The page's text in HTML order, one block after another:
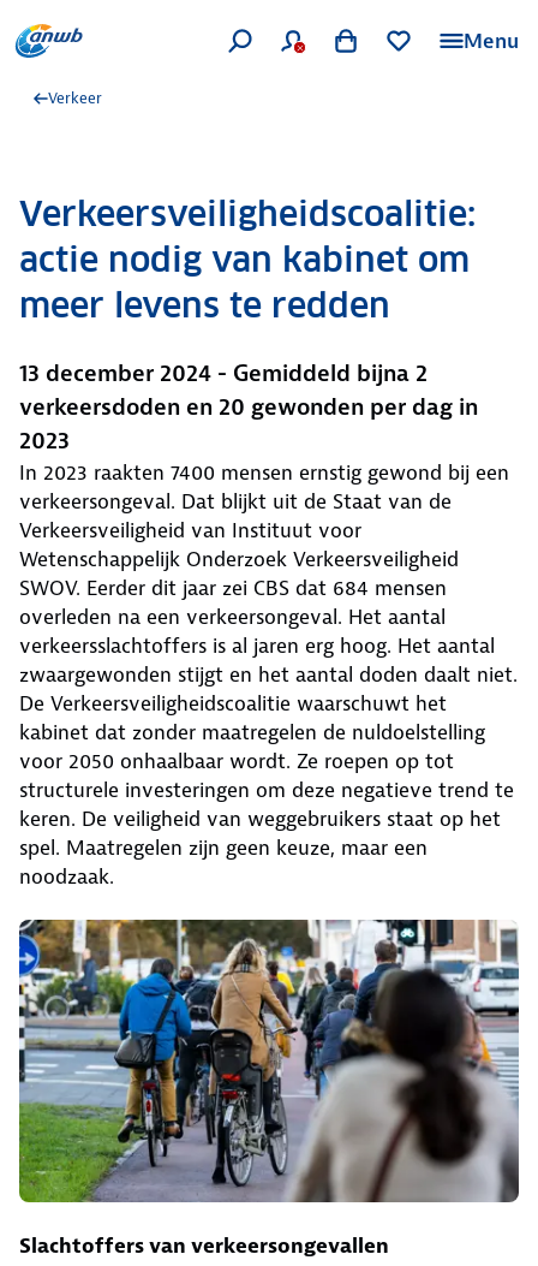
Menu
Verkeer
Verkeersveiligheidscoalitie:
actie nodig van kabinet om
meer levens te redden
13 december 2024 - Gemiddeld bijna 2
verkeersdoden en 20 gewonden per dag in
2023
In 2023 raakten 7400 mensen ernstig gewond bij een
verkeersongeval. Dat blijkt uit de Staat van de
Verkeersveiligheid van Instituut voor
Wetenschappelijk Onderzoek Verkeersveiligheid
SWOV. Eerder dit jaar zei CBS dat 684 mensen
overleden na een verkeersongeval. Het aantal
verkeersslachtoffers is al jaren erg hoog. Het aantal
zwaargewonden stijgt en het aantal doden daalt niet.
De Verkeersveiligheidscoalitie waarschuwt het
kabinet dat zonder maatregelen de nuldoelstelling
voor 2050 onhaalbaar wordt. Ze roepen op tot
structurele investeringen om deze negatieve trend te
keren. De veiligheid van weggebruikers staat op het
spel. Maatregelen zijn geen keuze, maar een
noodzaak.
Slachtoffers van verkeersongevallen